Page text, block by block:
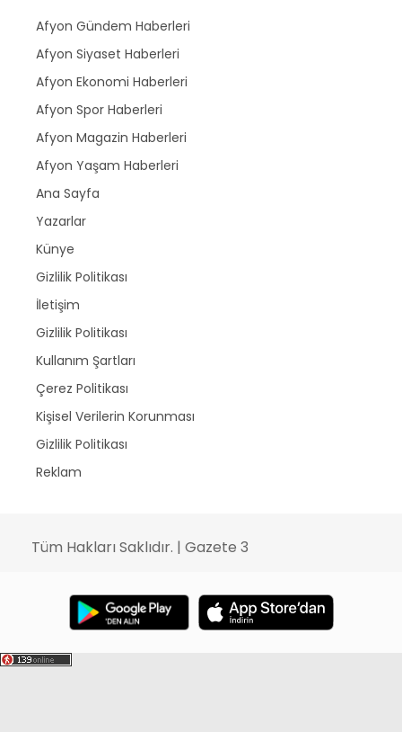
Afyon Gündem Haberleri
Afyon Siyaset Haberleri
Afyon Ekonomi Haberleri
Afyon Spor Haberleri
Afyon Magazin Haberleri
Afyon Yaşam Haberleri
Ana Sayfa
Yazarlar
Künye
Gizlilik Politikası
İletişim
Gizlilik Politikası
Kullanım Şartları
Çerez Politikası
Kişisel Verilerin Korunması
Gizlilik Politikası
Reklam
Tüm Hakları Saklıdır. | Gazete 3